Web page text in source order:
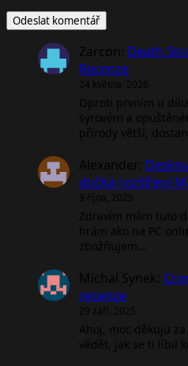
Zarcon: Death
Recenze
24 května, 2026
Oproti prvním u
syrovém a
přírody větší,
Alexander:
dočká rozšíření
9 října, 2025
Zdravím mám tuto
hrám ako na PC
zbožňujem…
Michal Synek:
recenze
29 září, 2025
Ahoj, moc děkuju
vědět, jak se ti líbil